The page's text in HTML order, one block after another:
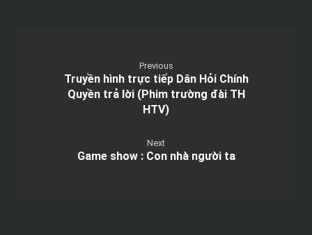
Previous
Truyền hình trực tiếp Dân Hỏi Chính
Quyền trả lời (Phim trường đài TH
HTV)
Next
Game show : Con nhà người ta